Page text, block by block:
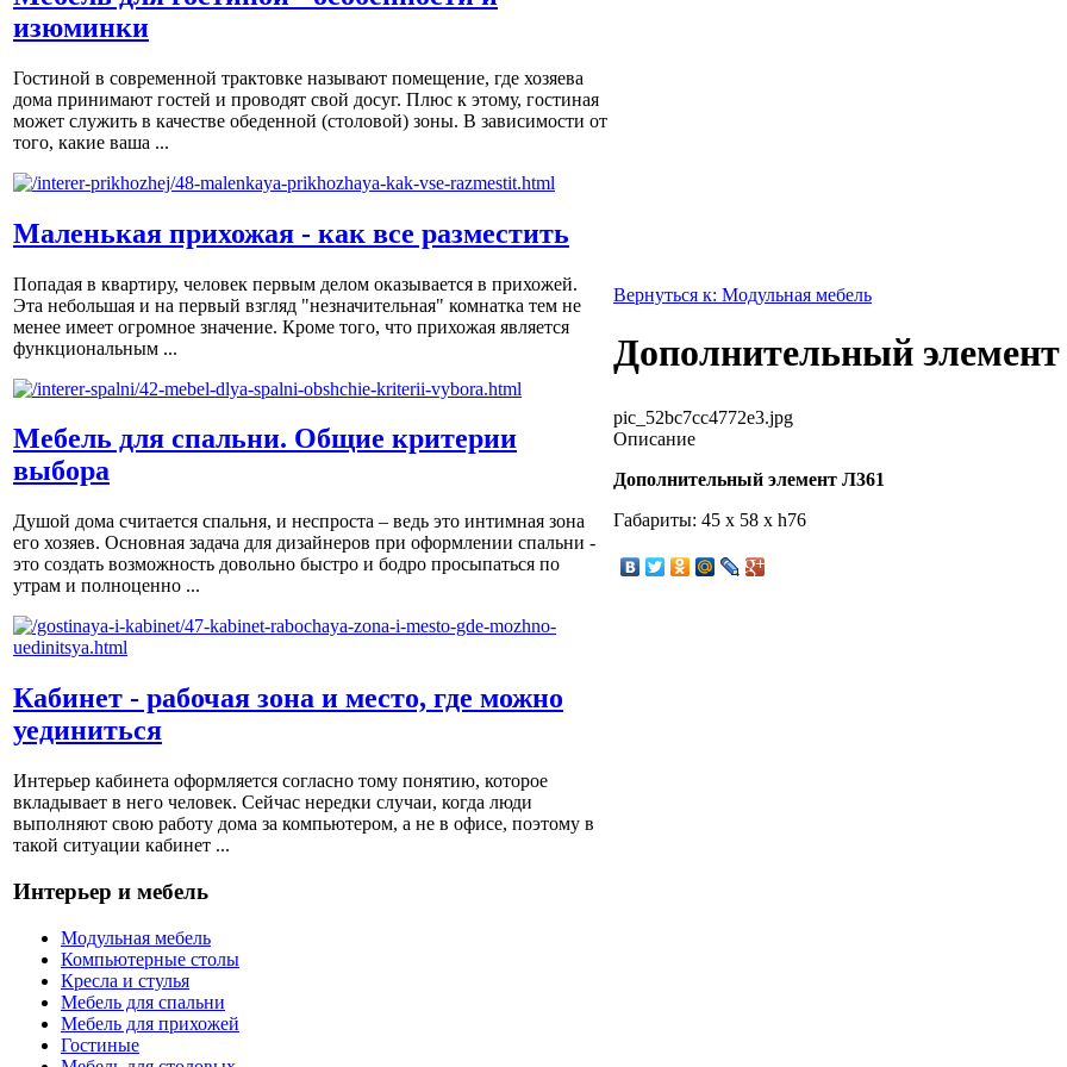
изюминки
Гостиной в современной трактовке называют помещение, где хозяева
дома принимают гостей и проводят свой досуг. Плюс к этому, гостиная
может служить в качестве обеденной (столовой) зоны. В зависимости от
того, какие ваша ...
Маленькая прихожая - как все разместить
Попадая в квартиру, человек первым делом оказывается в прихожей.
Эта небольшая и на первый взгляд "незначительная" комнатка тем не
менее имеет огромное значение. Кроме того, что прихожая является
функциональным ...
Мебель для спальни. Общие критерии
выбора
Душой дома считается спальня, и неспроста – ведь это интимная зона
его хозяев. Основная задача для дизайнеров при оформлении спальни -
это создать возможность довольно быстро и бодро просыпаться по
утрам и полноценно ...
Кабинет - рабочая зона и место, где можно
уединиться
Интерьер кабинета оформляется согласно тому понятию, которое
вкладывает в него человек. Сейчас нередки случаи, когда люди
выполняют свою работу дома за компьютером, а не в офисе, поэтому в
такой ситуации кабинет ...
Интерьер и мебель
Модульная мебель
Компьютерные столы
Кресла и стулья
Мебель для спальни
Мебель для прихожей
Гостиные
Вернуться к: Модульная мебель
Дополнительный
pic_52bc7cc4772e3.jpg
Описание
Дополнительный элемент Л361
Габариты: 45 x 58 x h76